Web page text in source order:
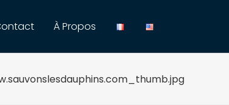
À Propos